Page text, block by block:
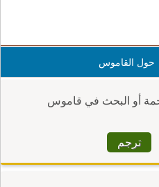
حول القاموس
أو البحث في قاموس